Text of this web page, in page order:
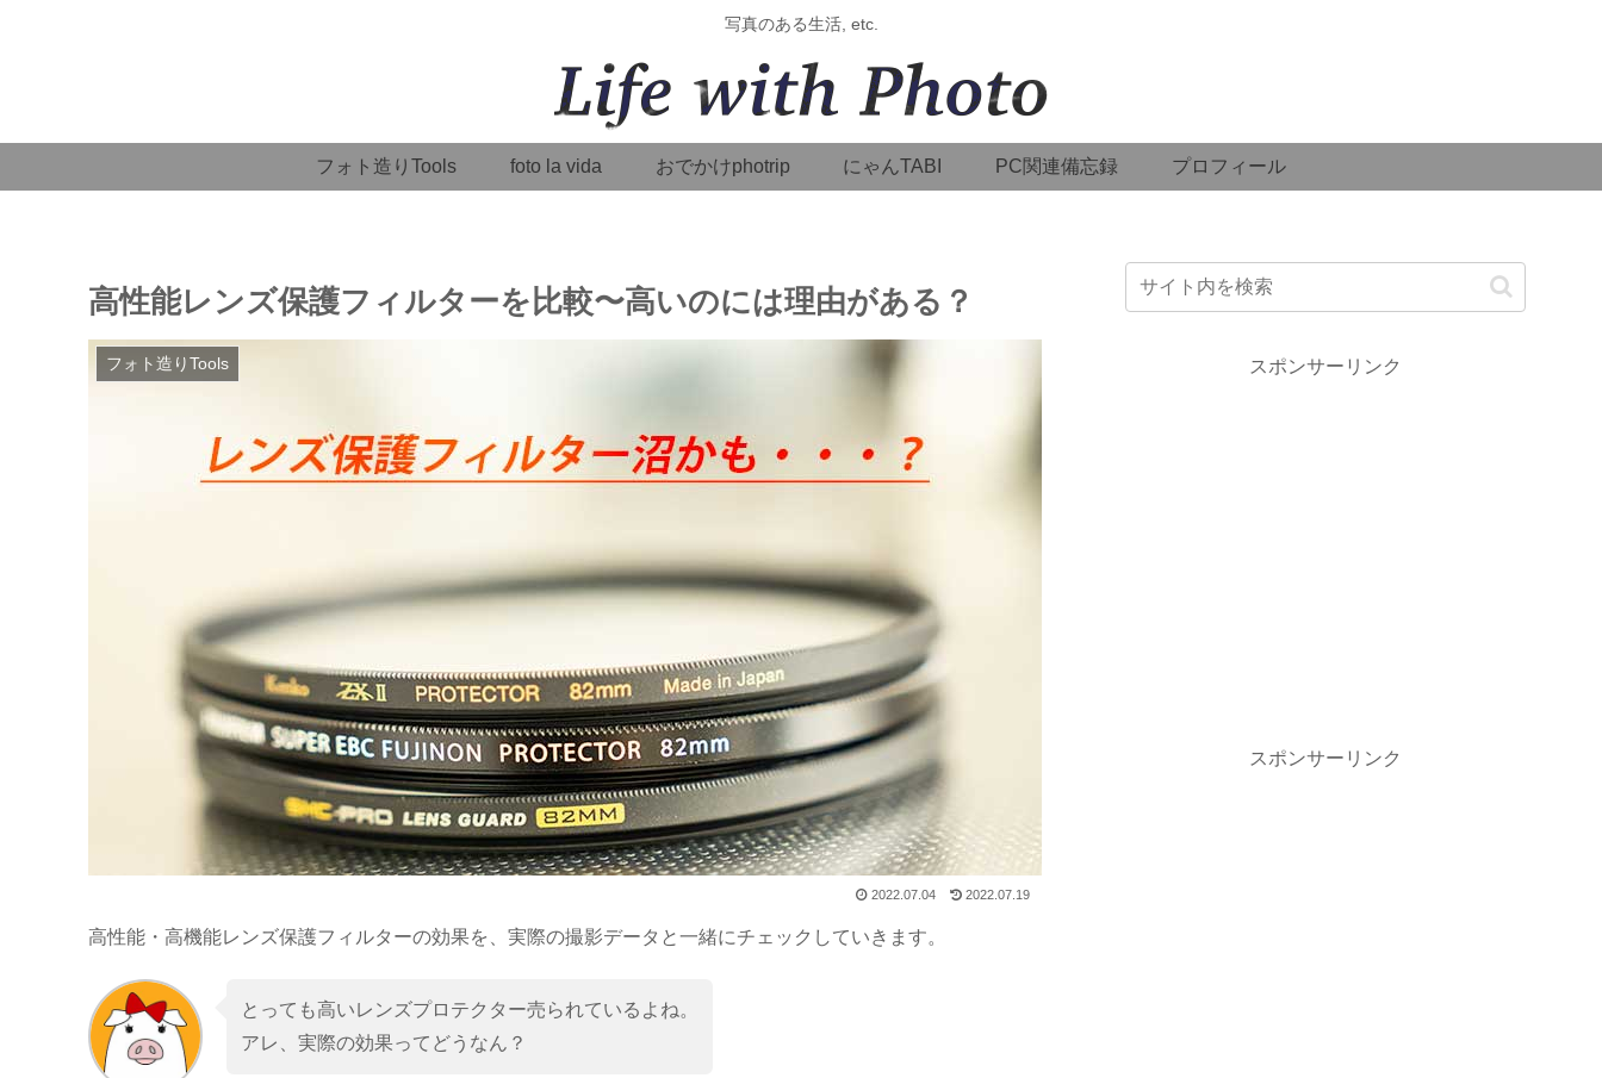
写真のある生活, etc.
フォト造りTools foto la vida おでかけphotrip にゃんTABI PC関連備忘録 プロフィール
高性能レンズ保護フィルターを比較〜高いのには理由がある？
フォト造りTools
2022.07.04 2022.07.19
高性能・高機能レンズ保護フィルターの効果を、実際の撮影データと一緒にチェックしていきます。
とっても高いレンズプロテクター売られているよね。
アレ、実際の効果ってどうなん？
スポンサーリンク
スポンサーリンク